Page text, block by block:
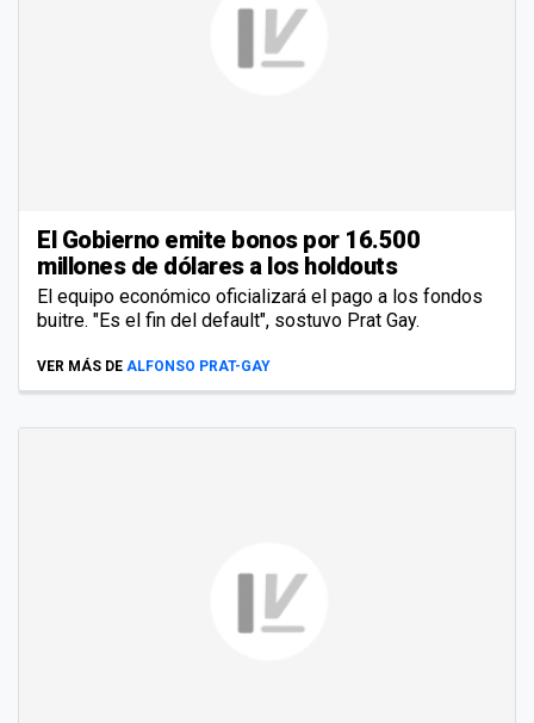
El Gobierno emite bonos por 16.500
millones de dólares a los holdouts
El equipo económico oficializará el pago a los fondos
buitre. "Es el fin del default", sostuvo Prat Gay.
VER MÁS DE ALFONSO PRAT-GAY